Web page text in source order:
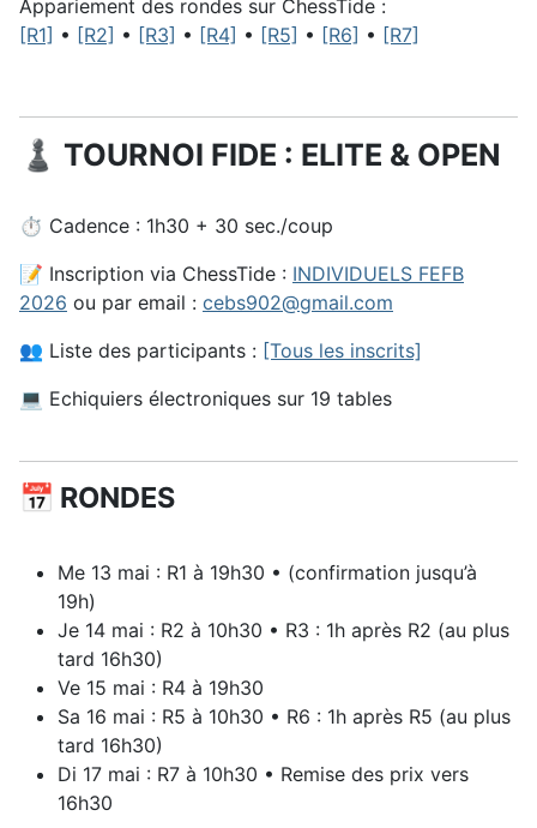
Appariement des rondes sur ChessTide :
[R1] • [R2] • [R3] • [R4] • [R5] • [R6] • [R7]
♟️ TOURNOI FIDE : ELITE & OPEN
⏱️ Cadence : 1h30 + 30 sec./coup
📝 Inscription via ChessTide : INDIVIDUELS FEFB
2026 ou par email : cebs902@gmail.com
👥 Liste des participants : [Tous les inscrits]
💻 Echiquiers électroniques sur 19 tables
📅 RONDES
Me 13 mai : R1 à 19h30 • (confirmation jusqu’à
19h)
Je 14 mai : R2 à 10h30 • R3 : 1h après R2 (au plus
tard 16h30)
Ve 15 mai : R4 à 19h30
Sa 16 mai : R5 à 10h30 • R6 : 1h après R5 (au plus
tard 16h30)
Di 17 mai : R7 à 10h30 • Remise des prix vers
16h30